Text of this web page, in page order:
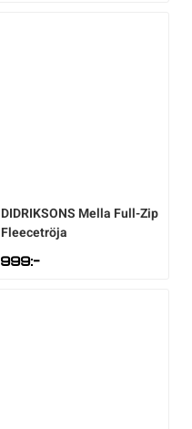
DIDRIKSONS Mella Full-Zip
Fleecetröja
999:-